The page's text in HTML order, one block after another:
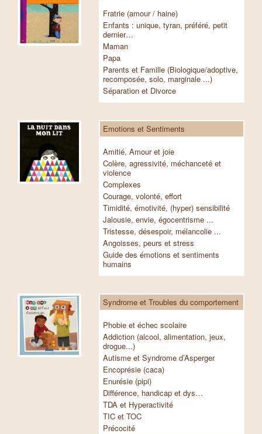
Fratrie (amour / haine)
Enfants : unique, tyran, préféré, petit
dernier…
Maman
Papa
Parents et Famille (Biologique/adoptive,
recomposée, solo, marginale ...)
Séparation et Divorce
Emotions et Sentiments
Amitié, Amour et joie
Colère, agressivité, méchanceté et
violence
Complexes
Courage, volonté, effort
Timidité, émotivité, (hyper) sensibilité
Jalousie, envie, égocentrisme ...
Tristesse, désespoir, mélancolie ...
Angoisses, peurs et stress
Guide des émotions et sentiments
humains
Syndrome et Troubles du comportement
Phobie et échec scolaire
Addiction (alcool, alimentation, jeux,
drogue...)
Autisme et Syndrome d’Asperger
Encoprésie (caca)
Enurésie (pipi)
Différence, handicap et dys…
TDA et Hyperactivité
TIC et TOC
Précocité